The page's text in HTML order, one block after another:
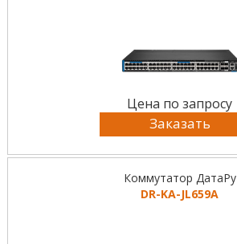
Цена по запросу
Заказать
Коммутатор ДатаРу
DR-KА-JL659A